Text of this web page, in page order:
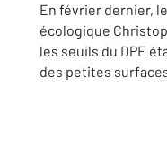
En février dernier,
écologique
les seuils du DPE
des petites